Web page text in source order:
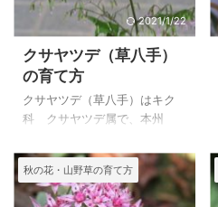
2021/1/22
クサヤツデ（草八手）
の育て方
クサヤツデ（草八手）はキク
科 クサヤツデ属で、本州
洋側）、四国、九州の山地に
生える多年草で、日本特産で
す。 茎は高さ０．４～１ｍに
秋の花・山野草の育て方